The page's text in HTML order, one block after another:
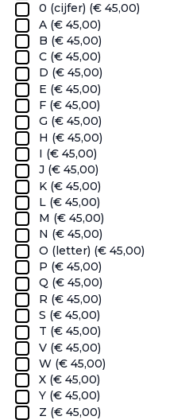
0 (cijfer) (€ 45,00)
A (€ 45,00)
B (€ 45,00)
C (€ 45,00)
D (€ 45,00)
E (€ 45,00)
F (€ 45,00)
G (€ 45,00)
H (€ 45,00)
I (€ 45,00)
J (€ 45,00)
K (€ 45,00)
L (€ 45,00)
M (€ 45,00)
N (€ 45,00)
O (letter) (€ 45,00)
P (€ 45,00)
Q (€ 45,00)
R (€ 45,00)
S (€ 45,00)
T (€ 45,00)
V (€ 45,00)
W (€ 45,00)
X (€ 45,00)
Y (€ 45,00)
Z (€ 45,00)